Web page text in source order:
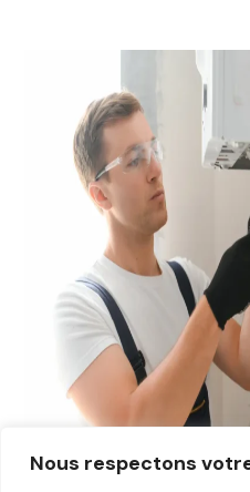
Nous respectons